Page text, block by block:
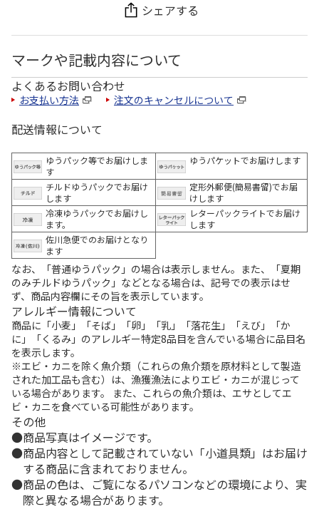
シェアする
マークや記載内容について
よくあるお問い合わせ
お支払い方法 注文のキャンセルについて
配送情報について
ゆうパック等でお届けしま
す
ゆうパケットでお届けします
チルドゆうパックでお届け
します
定形外郵便(簡易書留)でお届
けします
冷凍ゆうパックでお届けし
ます。
レターパックライトでお届け
します
佐川急便でのお届けとなり
ます
なお、「普通ゆうパック」の場合は表示しません。また、「夏期
のみチルドゆうパック」などとなる場合は、記号での表示はせ
ず、商品内容欄にその旨を表示しています。
アレルギー情報について
商品に「小麦」「そば」「卵」「乳」「落花生」「えび」「か
に」「くるみ」のアレルギー特定8品目を含んでいる場合に品目名
を表示します。
※エビ・カニを除く魚介類（これらの魚介類を原材料として製造
された加工品も含む）は、漁獲漁法によりエビ・カニが混じって
いる場合があります。 また、これらの魚介類は、エサとしてエ
ビ・カニを食べている可能性があります。
その他
商品写真はイメージです。
商品内容として記載されていない「小道具類」はお届け
する商品に含まれておりません。
商品の色は、ご覧になるパソコンなどの環境により、実
際と異なる場合があります。